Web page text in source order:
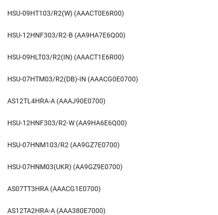
HSU-09HT103/R2(W) (AAACT0E6R00)
HSU-12HNF303/R2-B (AA9HA7E6Q00)
HSU-09HLT03/R2(IN) (AAACT1E6R00)
HSU-07HTM03/R2(DB)-IN (AAACG0E0700)
AS12TL4HRA-A (AAAJ90E0700)
HSU-12HNF303/R2-W (AA9HA6E6Q00)
HSU-07HNM103/R2 (AA9GZ7E0700)
HSU-07HNM03(UKR) (AA9GZ9E0700)
AS07TT3HRA (AAACG1E0700)
AS12TA2HRA-A (AAA380E7000)